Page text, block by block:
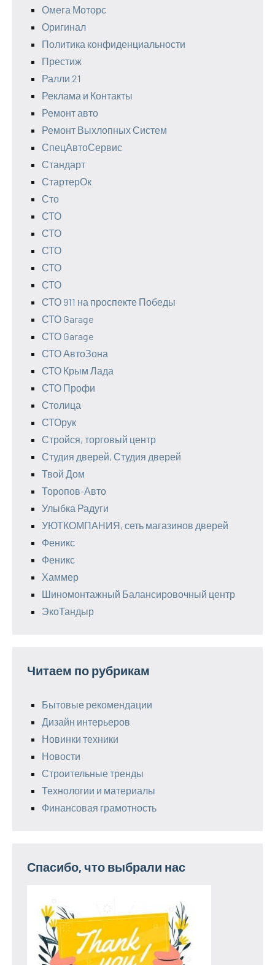
Омега Моторс
Оригинал
Политика конфиденциальности
Престиж
Ралли 21
Реклама и Контакты
Ремонт авто
Ремонт Выхлопных Систем
СпецАвтоСервис
Стандарт
СтартерОк
Сто
СТО
СТО
СТО
СТО
СТО
СТО 911 на проспекте Победы
СТО Garage
СТО Garage
СТО АвтоЗона
СТО Крым Лада
СТО Профи
Столица
СТОрук
Стройся, торговый центр
Студия дверей, Студия дверей
Твой Дом
Торопов-Авто
Улыбка Радуги
УЮТКОМПАНИЯ, сеть магазинов дверей
Феникс
Феникс
Хаммер
Шиномонтажный Балансировочный центр
ЭкоТандыр
Читаем по рубрикам
Бытовые рекомендации
Дизайн интерьеров
Новинки техники
Новости
Строительные тренды
Технологии и материалы
Финансовая грамотность
Спасибо, что выбрали нас